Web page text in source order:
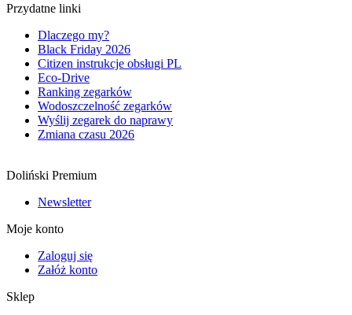
Przydatne linki
Dlaczego my?
Black Friday 2026
Citizen instrukcje obsługi PL
Eco-Drive
Ranking zegarków
Wodoszczelność zegarków
Wyślij zegarek do naprawy
Zmiana czasu 2026
Doliński Premium
Newsletter
Moje konto
Zaloguj się
Załóż konto
Sklep